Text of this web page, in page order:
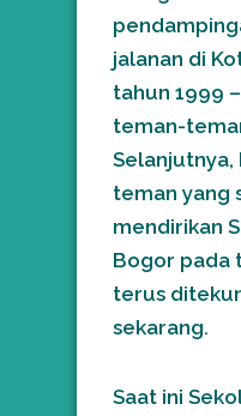
jalanan di
tahun 1999
teman-
teman yang
mendirikan
Bogor pada
terus
sekarang.
Saat ini